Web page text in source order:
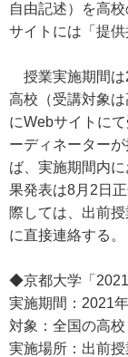
自由記述）を高
サイトには「提供
授業実施期間は
高校（受講対象
にWebサイトに
ーディネーター
ば、実施期間内
果発表は8月2日
際しては、出前
に直接連絡する。
◆京都大学「2021
実施期間：2021
対象：全国の高校
実施場所：出前